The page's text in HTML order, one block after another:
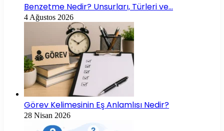
Benzetme Nedir? Unsurları, Türleri ve…
4 Ağustos 2026
Görev Kelimesinin Eş Anlamlısı Nedir?
28 Nisan 2026